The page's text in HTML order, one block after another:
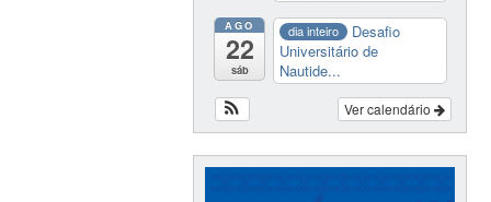
AGO
22
sáb
dia inteiro
Desafio
Universitário de
Nautide...
Ver calendário